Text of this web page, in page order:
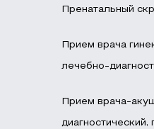
Пренатальный
Прием врача
лечебно-
Прием врача-
диагностический,